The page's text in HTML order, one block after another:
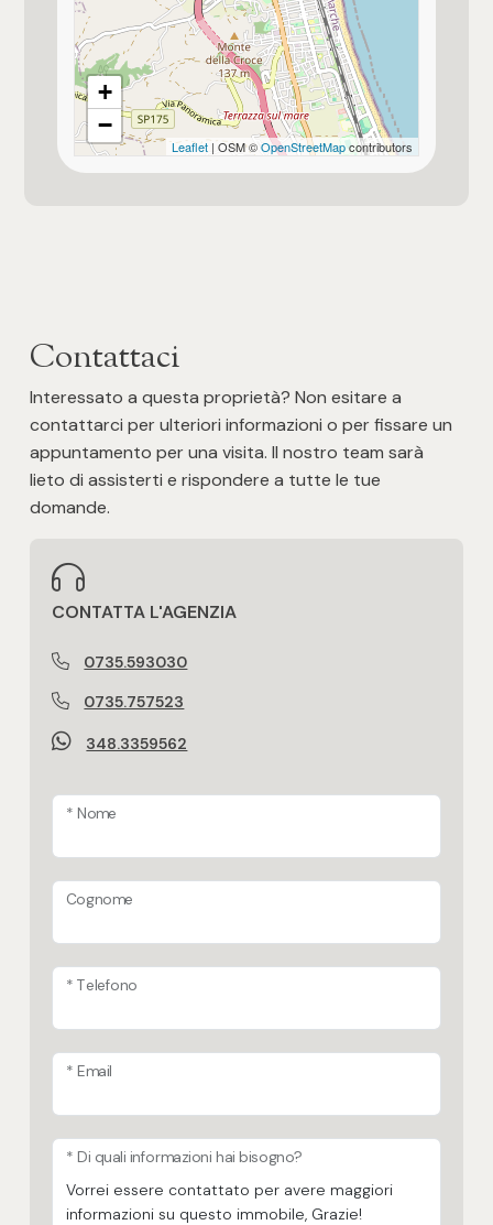
+
−
Leaflet| OSM ©OpenStreetMapcontributors
Contattaci
Interessato a questa proprietà? Non esitare a
contattarci per ulteriori informazioni o per fissare un
appuntamento per una visita. Il nostro team sarà
lieto di assisterti e rispondere a tutte le tue
domande.
CONTATTA L'AGENZIA
0735.593030
0735.757523
348.3359562
* Nome
Cognome
* Telefono
* Email
* Di quali informazioni hai bisogno?
Posto auto/Box
Balcone/Terrazzo
Ascensore
Lusso